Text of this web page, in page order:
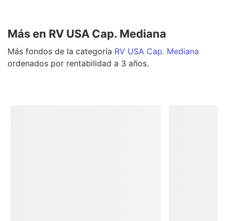
Más en RV USA Cap. Mediana
Más fondos de la categoría RV USA Cap. Mediana
ordenados por rentabilidad a 3 años.